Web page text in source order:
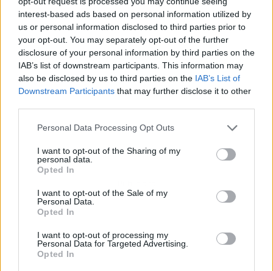
interest-based ads based on personal information utilized by
us or personal information disclosed to third parties prior to
your opt-out. You may separately opt-out of the further
disclosure of your personal information by third parties on the
IAB’s list of downstream participants. This information may
also be disclosed by us to third parties on the IAB’s List of
Downstream Participants that may further disclose it to other
Personal Data Processing Opt Outs
I want to opt-out of the Sharing of my
personal data.
Opted In
I want to opt-out of the Sale of my
Personal Data.
Opted In
I want to opt-out of processing my
Personal Data for Targeted Advertising.
Opted In